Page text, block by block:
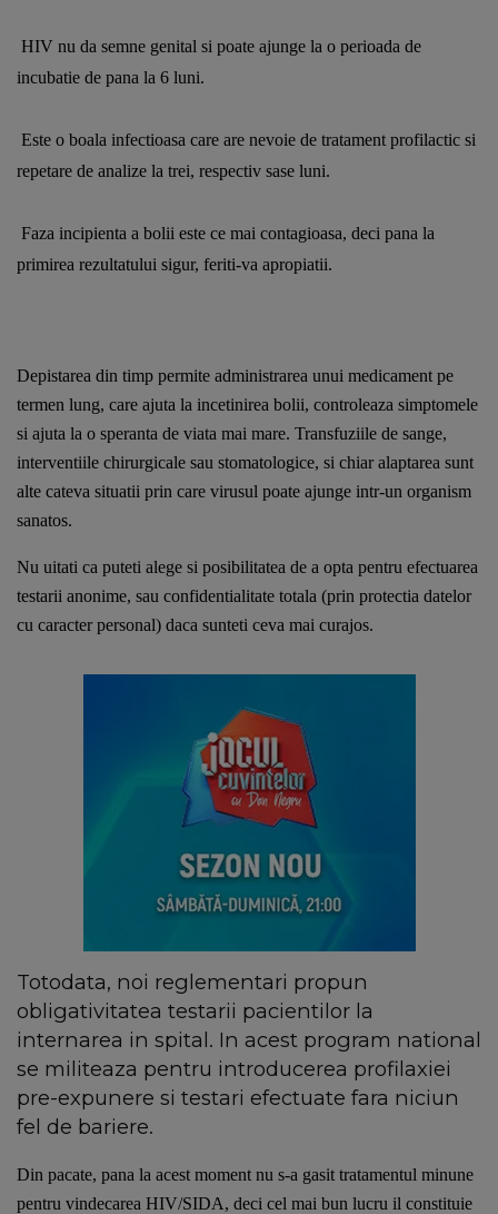
HIV nu da semne genital si poate ajunge la o perioada de
incubatie de pana la 6 luni.
Este o boala infectioasa care are nevoie de tratament profilactic si
repetare de analize la trei, respectiv sase luni.
Faza incipienta a bolii este ce mai contagioasa, deci pana la
primirea rezultatului sigur, feriti-va apropiatii.
Depistarea din timp permite administrarea unui medicament pe
termen lung, care ajuta la incetinirea bolii, controleaza simptomele
si ajuta la o speranta de viata mai mare. Transfuziile de sange,
interventiile chirurgicale sau stomatologice, si chiar alaptarea sunt
alte cateva situatii prin care virusul poate ajunge intr-un organism
sanatos.
Nu uitati ca puteti alege si posibilitatea de a opta pentru efectuarea
testarii anonime, sau confidentialitate totala (prin protectia datelor
cu caracter personal) daca sunteti ceva mai curajos.
Totodata, noi reglementari propun
obligativitatea testarii pacientilor la
internarea in spital. In acest program national
se militeaza pentru introducerea profilaxiei
pre-expunere si testari efectuate fara niciun
fel de bariere.
Din pacate, pana la acest moment nu s-a gasit tratamentul minune
pentru vindecarea HIV/SIDA, deci cel mai bun lucru il constituie